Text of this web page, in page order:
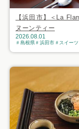
【浜田市】＜La
ヌーンティー
2026.08.01
島根県 浜田市 スイーツ